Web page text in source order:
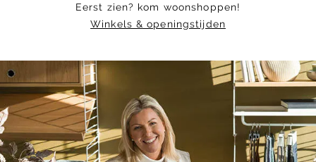
Eerst zien? kom woonshoppen!
Winkels & openingstijden